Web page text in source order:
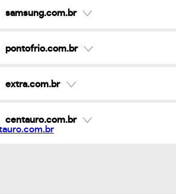
samsung.com.br
pontofrio.com.br
extra.com.br
centauro.com.br